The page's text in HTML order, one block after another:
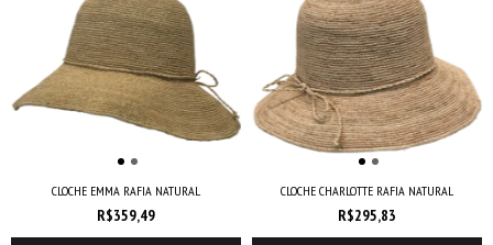
CLOCHE EMMA RAFIA NATURAL
R$359,49
CLOCHE CHARLOTTE RAFIA NATURAL
R$295,83